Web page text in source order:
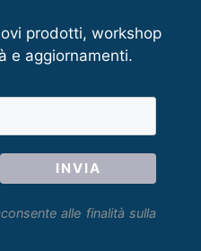
prodotti, workshop
e aggiornamenti.
alle finalità sulla